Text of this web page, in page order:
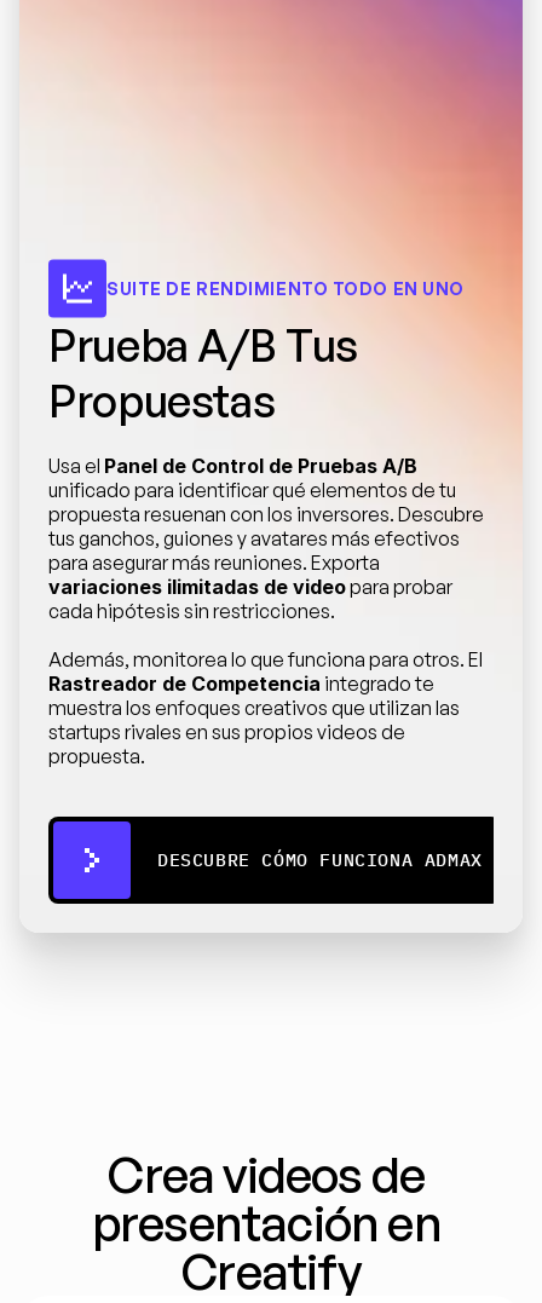
SUITE DE RENDIMIENTO TODO EN UNO
Prueba A/B Tus
Propuestas
Usa el Panel de Control de Pruebas A/B
unificado para identificar qué elementos de tu
propuesta resuenan con los inversores. Descubre
tus ganchos, guiones y avatares más efectivos
variaciones ilimitadas de video para probar
cada hipótesis sin restricciones.
Rastreador de Competencia integrado te
muestra los enfoques creativos que utilizan las
startups rivales en sus propios videos de
propuesta.
DESCUBRE CÓMO FUNCIONA ADMAX
Crea videos de
presentación en
Creatify